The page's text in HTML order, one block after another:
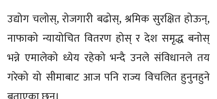
उद्योग चलोस्, रोजगारी बढोस्, श्रमिक सुरक्षित होऊन्,
नाफाको न्यायोचित वितरण होस् र देश समृद्ध बनोस्
भन्ने एमालेको ध्येय रहेको भन्दै उनले संविधानले तय
गरेको यो सीमाबाट आज पनि राज्य विचलित हुनुनहुने